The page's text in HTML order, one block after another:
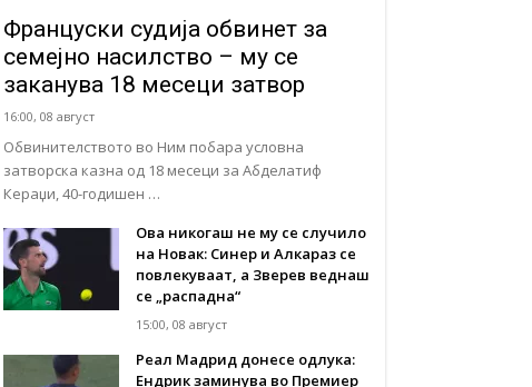
Француски судија обвинет за
семејно насилство – му се
заканува 18 месеци затвор
16:00, 08 август
Обвинителството во Ним побара условна
затворска казна од 18 месеци за Абделатиф
Кераџи, 40-годишен …
Ова никогаш не му се случило
на Новак: Синер и Алкараз се
повлекуваат, а Зверев веднаш
се „распадна“
15:00, 08 август
Реал Мадрид донесе одлука:
Eндрик заминува во Премиер